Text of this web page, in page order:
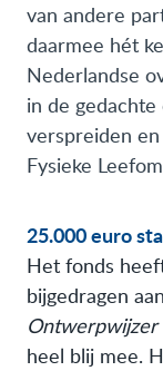
van andere
daarmee hét
Nederlandse
in de
verspreiden
Fysieke
25.000 euro
Het fonds
bijgedragen
heel blij mee.